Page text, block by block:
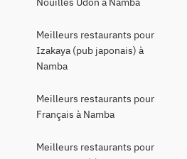
Meilleurs restaurants pour
Izakaya (pub japonais) à
Namba
Meilleurs restaurants pour
Français à Namba
Meilleurs restaurants pour